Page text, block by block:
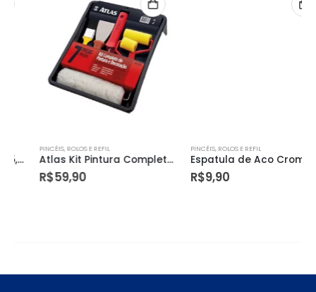
PINCÉIS, ROLOS E REFIL
Atlas Kit Pintura Completo 7 Pcs Decoracao – 1016
59,90
PINCÉIS, ROLOS E REFIL
Espatula de Aco Crom Cabo Embor. 10cm Roma
9,90